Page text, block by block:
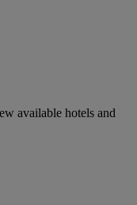
available hotels and